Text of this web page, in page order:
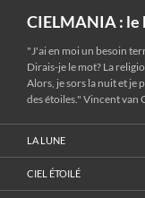
CIELMANIA : le
"J'ai en moi un besoin
Dirais-je le mot? La
Alors, je sors la nuit et je
des étoiles." Vincent van
LA LUNE
CIEL ÉTOILÉ